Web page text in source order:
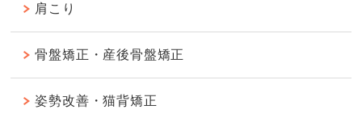
肩こり
骨盤矯正・産後骨盤矯正
姿勢改善・猫背矯正